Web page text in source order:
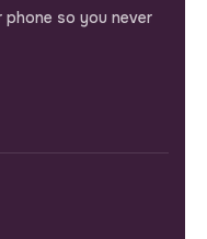
phone so you never